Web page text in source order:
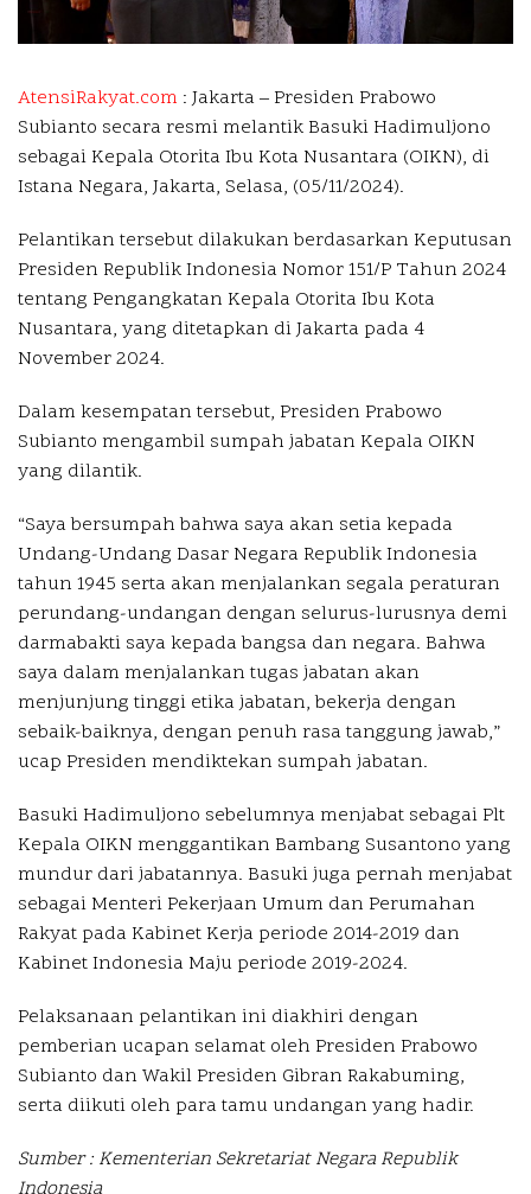
AtensiRakyat.com : Jakarta – Presiden Prabowo
Subianto secara resmi melantik Basuki Hadimuljono
sebagai Kepala Otorita Ibu Kota Nusantara (OIKN), di
Istana Negara, Jakarta, Selasa, (05/11/2024).
Pelantikan tersebut dilakukan berdasarkan Keputusan
Presiden Republik Indonesia Nomor 151/P Tahun 2024
tentang Pengangkatan Kepala Otorita Ibu Kota
Nusantara, yang ditetapkan di Jakarta pada 4
November 2024.
Dalam kesempatan tersebut, Presiden Prabowo
Subianto mengambil sumpah jabatan Kepala OIKN
yang dilantik.
“Saya bersumpah bahwa saya akan setia kepada
Undang-Undang Dasar Negara Republik Indonesia
tahun 1945 serta akan menjalankan segala peraturan
perundang-undangan dengan selurus-lurusnya demi
darmabakti saya kepada bangsa dan negara. Bahwa
saya dalam menjalankan tugas jabatan akan
menjunjung tinggi etika jabatan, bekerja dengan
sebaik-baiknya, dengan penuh rasa tanggung jawab,”
ucap Presiden mendiktekan sumpah jabatan.
Basuki Hadimuljono sebelumnya menjabat sebagai Plt
Kepala OIKN menggantikan Bambang Susantono yang
mundur dari jabatannya. Basuki juga pernah menjabat
sebagai Menteri Pekerjaan Umum dan Perumahan
Rakyat pada Kabinet Kerja periode 2014-2019 dan
Kabinet Indonesia Maju periode 2019-2024.
Pelaksanaan pelantikan ini diakhiri dengan
pemberian ucapan selamat oleh Presiden Prabowo
Subianto dan Wakil Presiden Gibran Rakabuming,
serta diikuti oleh para tamu undangan yang hadir.
Sumber : Kementerian Sekretariat Negara Republik